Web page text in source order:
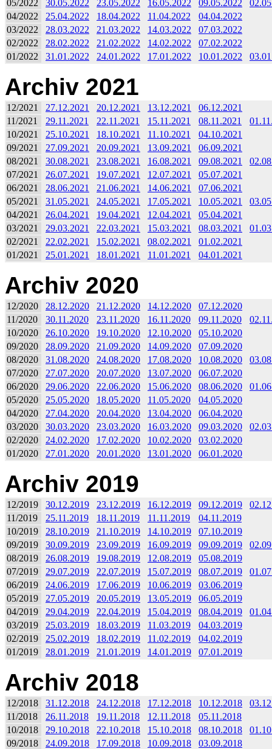
05/2022 30.05.2022 23.05.2022 16.05.2022 09.05.2022
04/2022
25.04.2022 18.04.2022 11.04.2022
04.04.2022
03/2022
28.03.2022 21.03.2022 14.03.2022
07.03.2022
02/2022
28.02.2022 21.02.2022 14.02.2022
07.02.2022
01/2022
31.01.2022 24.01.2022 17.01.2022 10.01.2022
Archiv 2021
12/2021 27.12.2021 20.12.2021 13.12.2021
06.12.2021
11/2021
29.11.2021 22.11.2021 15.11.2021 08.11.2021
10/2021
25.10.2021 18.10.2021 11.10.2021
04.10.2021
09/2021
27.09.2021 20.09.2021 13.09.2021
06.09.2021
08/2021
30.08.2021 23.08.2021 16.08.2021 09.08.2021
07/2021
26.07.2021 19.07.2021 12.07.2021
05.07.2021
06/2021
28.06.2021 21.06.2021 14.06.2021
07.06.2021
05/2021
31.05.2021 24.05.2021 17.05.2021 10.05.2021
04/2021
26.04.2021 19.04.2021 12.04.2021
05.04.2021
03/2021
29.03.2021 22.03.2021 15.03.2021 08.03.2021
02/2021
22.02.2021 15.02.2021 08.02.2021
01.02.2021
01/2021
25.01.2021 18.01.2021 11.01.2021 04.01.2021
Archiv 2020
12/2020 28.12.2020 21.12.2020 14.12.2020
07.12.2020
11/2020
30.11.2020 23.11.2020 16.11.2020 09.11.2020
10/2020
26.10.2020 19.10.2020 12.10.2020
05.10.2020
09/2020
28.09.2020 21.09.2020 14.09.2020
07.09.2020
08/2020
31.08.2020 24.08.2020 17.08.2020 10.08.2020
07/2020
27.07.2020 20.07.2020 13.07.2020
06.07.2020
06/2020
29.06.2020 22.06.2020 15.06.2020 08.06.2020
05/2020
25.05.2020 18.05.2020 11.05.2020
04.05.2020
04/2020
27.04.2020 20.04.2020 13.04.2020
06.04.2020
03/2020
30.03.2020 23.03.2020 16.03.2020 09.03.2020
02/2020
24.02.2020 17.02.2020 10.02.2020
03.02.2020
01/2020
27.01.2020 20.01.2020 13.01.2020 06.01.2020
Archiv 2019
12/2019 30.12.2019 23.12.2019 16.12.2019 09.12.2019
11/2019
25.11.2019 18.11.2019 11.11.2019
04.11.2019
10/2019
28.10.2019 21.10.2019 14.10.2019
07.10.2019
09/2019
30.09.2019 23.09.2019 16.09.2019 09.09.2019
08/2019
26.08.2019 19.08.2019 12.08.2019
05.08.2019
07/2019
29.07.2019 22.07.2019 15.07.2019 08.07.2019
06/2019
24.06.2019 17.06.2019 10.06.2019
03.06.2019
05/2019
27.05.2019 20.05.2019 13.05.2019
06.05.2019
04/2019
29.04.2019 22.04.2019 15.04.2019 08.04.2019
03/2019
25.03.2019 18.03.2019 11.03.2019
04.03.2019
02/2019
25.02.2019 18.02.2019 11.02.2019
04.02.2019
01/2019
28.01.2019 21.01.2019 14.01.2019 07.01.2019
Archiv 2018
12/2018 31.12.2018 24.12.2018 17.12.2018 10.12.2018
11/2018
26.11.2018 19.11.2018 12.11.2018
05.11.2018
10/2018
29.10.2018 22.10.2018 15.10.2018 08.10.2018
09/2018
24.09.2018 17.09.2018 10.09.2018
03.09.2018